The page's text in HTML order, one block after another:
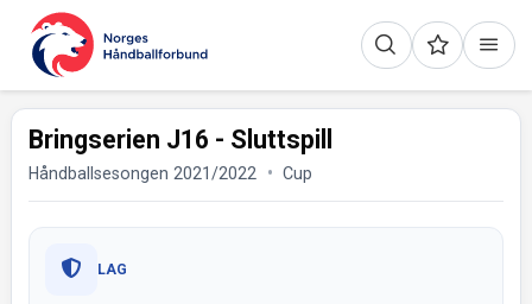
Bringserien J16 - Sluttspill
Håndballsesongen 2021/2022 Cup
LAG